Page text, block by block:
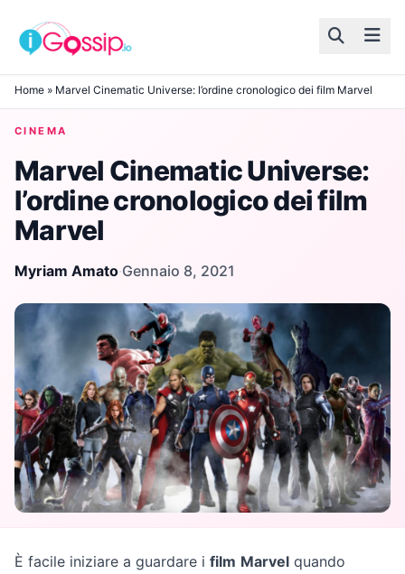
Skip to content
Home » Marvel Cinematic Universe: l’ordine cronologico dei film Marvel
CINEMA
Marvel Cinematic Universe:
l’ordine cronologico dei film
Marvel
Myriam Amato·Gennaio 8, 2021
È facile iniziare a guardare i film Marvel quando